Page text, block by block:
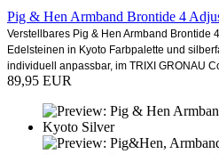
Pig & Hen Armband Brontide 4
Verstellbares Pig & Hen Armband Brontide
Edelsteinen in Kyoto Farbpalette und
individuell anpassbar, im TRIXI GRONAU
89,95 EUR